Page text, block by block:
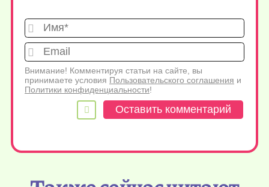
Имя*
Внимание! Комментируя статьи на сайте, вы
принимаете условия Пользовательского соглашения и
Политики конфиденциальности!